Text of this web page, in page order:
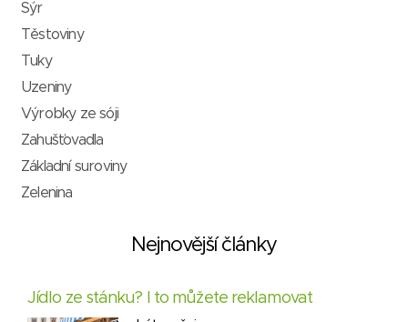
Sýr
Těstoviny
Tuky
Uzeniny
Výrobky ze sóji
Zahušťovadla
Základní suroviny
Zelenina
Nejnovější články
Jídlo ze stánku? I to můžete reklamovat